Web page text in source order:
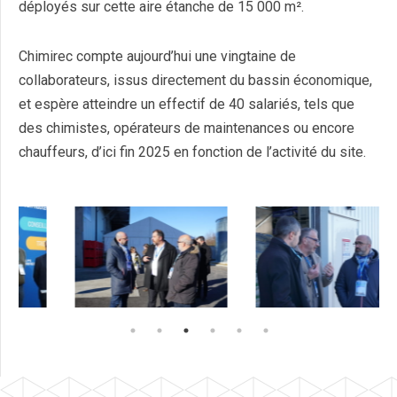
déployés sur cette aire étanche de 15 000 m².
Chimirec compte aujourd’hui une vingtaine de
collaborateurs, issus directement du bassin économique,
et espère atteindre un effectif de 40 salariés, tels que
des chimistes, opérateurs de maintenances ou encore
chauffeurs, d’ici fin 2025 en fonction de l’activité du site.